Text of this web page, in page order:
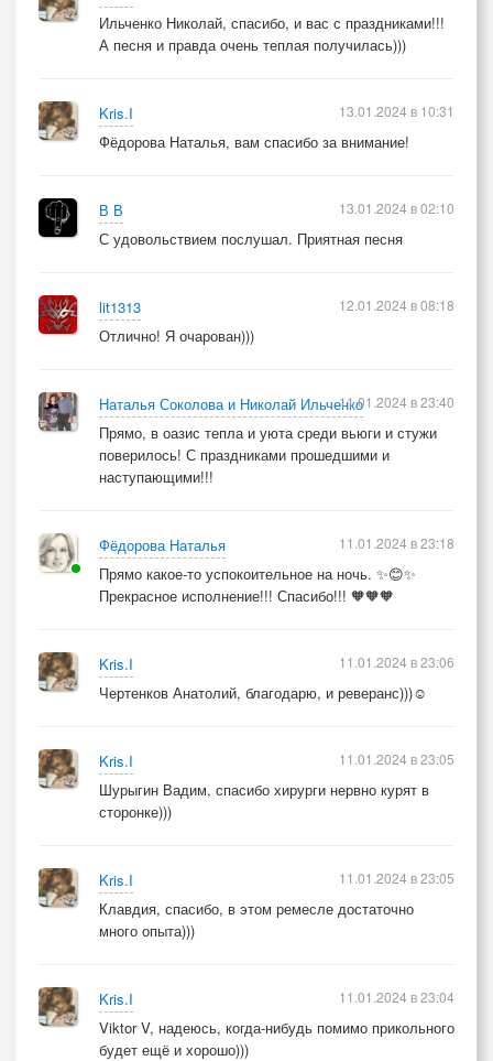
Ильченко Николай, спасибо, и вас с праздниками!!!
А песня и правда очень теплая получилась)))
Kris.I
Фёдорова Наталья, вам спасибо за внимание!
13.01.2024 в 10:31
В В
С удовольствием послушал. Приятная песня
13.01.2024 в 02:10
lit1313
Отлично! Я очарован)))
12.01.2024 в 08:18
Наталья Соколова и Николай Ильченко
Прямо, в оазис тепла и уюта среди вьюги и стужи
поверилось! С праздниками прошедшими и
наступающими!!!
11.01.2024 в 23:40
Фёдорова Наталья
Прямо какое-то успокоительное на ночь. ✨😊✨
Прекрасное исполнение!!! Спасибо!!! 🧡🧡🧡
11.01.2024 в 23:18
Kris.I
Чертенков Анатолий, благодарю, и реверанс)))☺️
11.01.2024 в 23:06
Kris.I
Шурыгин Вадим, спасибо хирурги нервно курят в
сторонке)))
11.01.2024 в 23:05
Kris.I
Клавдия, спасибо, в этом ремесле достаточно
много опыта)))
11.01.2024 в 23:05
Kris.I
Viktor V, надеюсь, когда-нибудь помимо прикольного
будет ещё и хорошо)))
11.01.2024 в 23:04